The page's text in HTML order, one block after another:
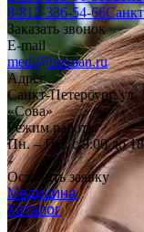
8-812-336-54-66
Заказать звонок
E-mail
medi@breman.ru
Адрес
Санкт-Петербург,
«Сова»
Режим работы
Пн. – Пт.: с 9:00 до
Оставить заявку
Медицина
Каталог